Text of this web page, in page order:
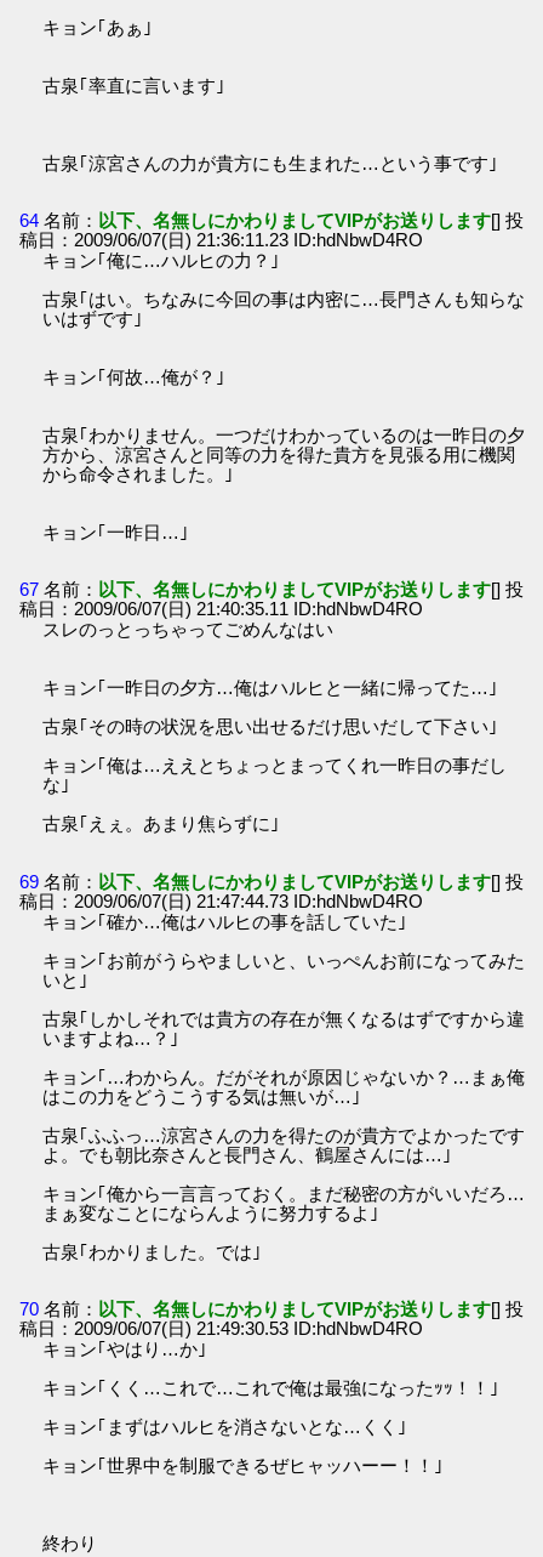
キョン｢あぁ｣
古泉｢率直に言います｣
古泉｢涼宮さんの力が貴方にも生まれた…という事です｣
64 名前： 以下、名無しにかわりましてVIPがお送りします[] 投
稿日：2009/06/07(日) 21:36:11.23 ID:hdNbwD4RO
キョン｢俺に…ハルヒの力？｣
古泉｢はい。ちなみに今回の事は内密に…長門さんも知らな
いはずです｣
キョン｢何故…俺が？｣
古泉｢わかりません。一つだけわかっているのは一昨日の夕
方から、涼宮さんと同等の力を得た貴方を見張る用に機関
から命令されました。｣
キョン｢一昨日…｣
67 名前： 以下、名無しにかわりましてVIPがお送りします[] 投
稿日：2009/06/07(日) 21:40:35.11 ID:hdNbwD4RO
スレのっとっちゃってごめんなはい
キョン｢一昨日の夕方…俺はハルヒと一緒に帰ってた…｣
古泉｢その時の状況を思い出せるだけ思いだして下さい｣
キョン｢俺は…ええとちょっとまってくれ一昨日の事だし
な｣
古泉｢えぇ。あまり焦らずに｣
69 名前： 以下、名無しにかわりましてVIPがお送りします[] 投
稿日：2009/06/07(日) 21:47:44.73 ID:hdNbwD4RO
キョン｢確か…俺はハルヒの事を話していた｣
キョン｢お前がうらやましいと、いっぺんお前になってみた
いと｣
古泉｢しかしそれでは貴方の存在が無くなるはずですから違
いますよね…？｣
キョン｢…わからん。だがそれが原因じゃないか？…まぁ俺
はこの力をどうこうする気は無いが…｣
古泉｢ふふっ…涼宮さんの力を得たのが貴方でよかったです
よ。でも朝比奈さんと長門さん、鶴屋さんには…｣
キョン｢俺から一言言っておく。まだ秘密の方がいいだろ…
まぁ変なことにならんように努力するよ｣
古泉｢わかりました。では｣
70 名前： 以下、名無しにかわりましてVIPがお送りします[] 投
稿日：2009/06/07(日) 21:49:30.53 ID:hdNbwD4RO
キョン｢やはり…か｣
キョン｢くく…これで…これで俺は最強になったｯｯ！！｣
キョン｢まずはハルヒを消さないとな…くく｣
キョン｢世界中を制服できるぜヒャッハーー！！｣
終わり